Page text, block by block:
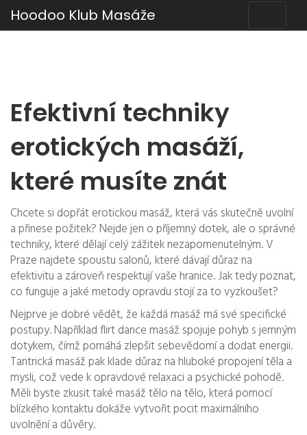
Hoodoo Klub Masáže
Efektivní techniky
erotických masáží,
které musíte znát
Chcete si dopřát erotickou masáž, která vás skutečně uvolní
a přinese požitek? Nejde jen o příjemný dotek, ale o správné
techniky, které dělají celý zážitek nezapomenutelným. V
Praze najdete spoustu salonů, které dávají důraz na
efektivitu a zároveň respektují vaše hranice. Jak tedy poznat,
co funguje a jaké metody opravdu stojí za to vyzkoušet?
Nejprve je dobré vědět, že každá masáž má své specifické
postupy. Například flirt dance masáž spojuje pohyb s jemným
dotykem, čímž pomáhá zlepšit sebevědomí a dodat energii.
Tantrická masáž pak klade důraz na hluboké propojení těla a
mysli, což vede k opravdové relaxaci a psychické pohodě.
Měli byste zkusit také masáž tělo na tělo, která pomocí
blízkého kontaktu dokáže vytvořit pocit maximálního
uvolnění a důvěry.